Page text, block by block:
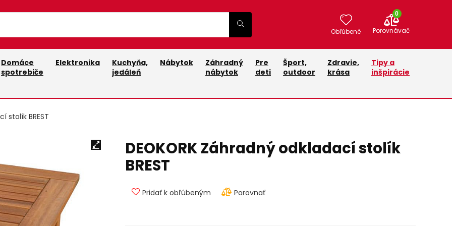
Obľúbené
0
Porovnávač
Domáce
spotrebiče
Elektronika
Kuchyňa,
jedáleň
Nábytok
Záhradný
nábytok
Pre
deti
Šport,
outdoor
Zdravie,
krása
Tipy a
inšpirácie
stolík BREST
DEOKORK Záhradný odkladací stolík
BREST
Pridať k obľúbeným Porovnať